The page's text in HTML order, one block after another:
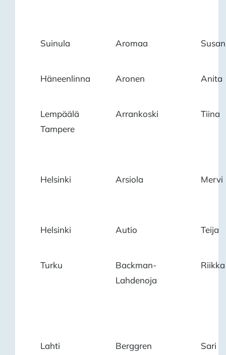
Suinula Aromaa
Häneenlinna Aronen Anita
Lempäälä
Tampere
Arrankoski Tiina
Helsinki Arsiola Mervi
Helsinki Autio Teija
Turku
Backman-
Lahdenoja
Riikka
Lahti Berggren Sari